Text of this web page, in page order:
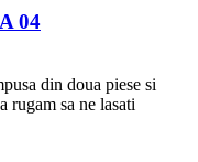
04
din doua piese si
rugam sa ne lasati